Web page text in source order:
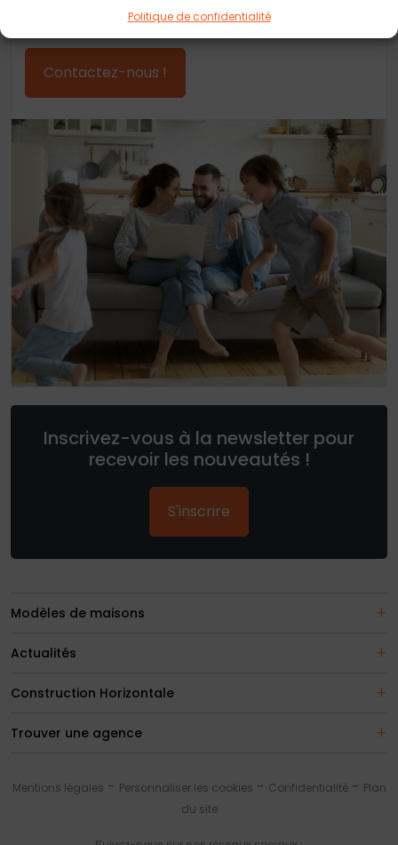
Politique de confidentialité
Rencontrons-nous autour d’un café et discutons
sur votre projet de construction !
Contactez-nous !
Inscrivez-vous à la newsletter pour
recevoir les nouveautés !
S'inscrire
Modèles de maisons
Actualités
Construction Horizontale
Trouver une agence
Mentions légales Personnaliser les cookies Confidentialité
Plan
du site